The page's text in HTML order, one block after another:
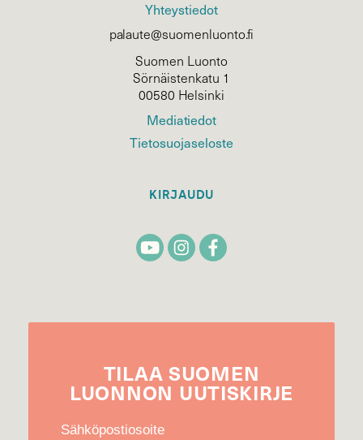
Yhteystiedot
palaute@suomenluonto.fi
Suomen Luonto
Sörnäistenkatu 1
00580 Helsinki
Mediatiedot
Tietosuojaseloste
KIRJAUDU
TILAA SUOMEN
LUONNON UUTIS­KIRJE
Sähköpostiosoite